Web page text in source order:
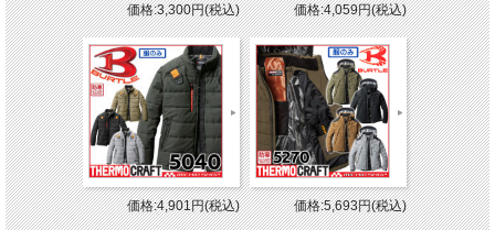
価格:3,300円(税込) 価格:4,059円(税込)
価格:4,901円(税込) 価格:5,693円(税込)